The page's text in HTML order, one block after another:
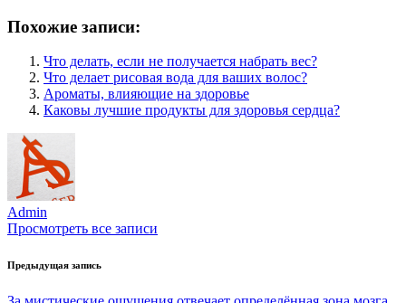
Похожие записи:
Что делать, если не получается набрать вес?
Что делает рисовая вода для ваших волос?
Ароматы, влияющие на здоровье
Каковы лучшие продукты для здоровья сердца?
Admin
Просмотреть все записи
Навигация
по
Предыдущая запись